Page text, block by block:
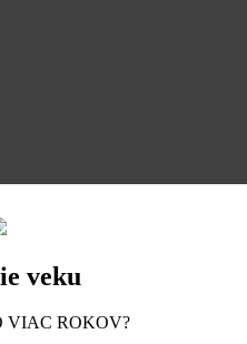
veku
VIAC ROKOV?